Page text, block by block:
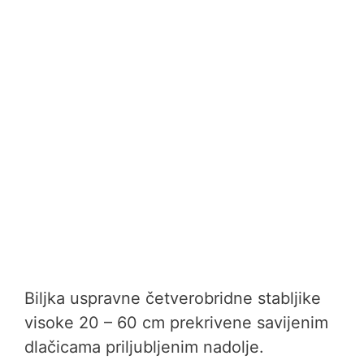
Biljka uspravne četverobridne stabljike
visoke 20 – 60 cm prekrivene savijenim
dlačicama priljubljenim nadolje.